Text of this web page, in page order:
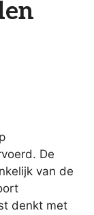
De
van de
denkt met